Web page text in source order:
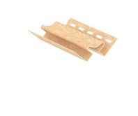
избранное сравнить